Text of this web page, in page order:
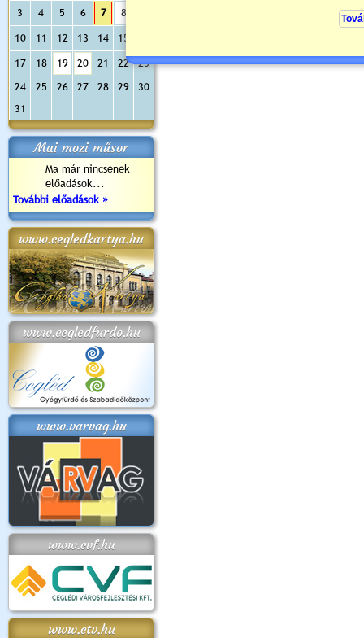
3
4 5 6 7 8
10 11 12 13 14 15
17 18 19 20 21 22
23
24
25 26 27 28 29
30
31
Mai mozi műsor
Ma már nincsenek
előadások...
További előadások »
www.cegledkartya.hu
www.cegledfurdo.hu
www.varvag.hu
www.cvf.hu
www.ctv.hu